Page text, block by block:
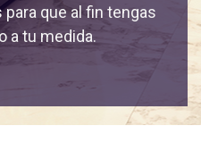
que al fin tengas
a tu medida.